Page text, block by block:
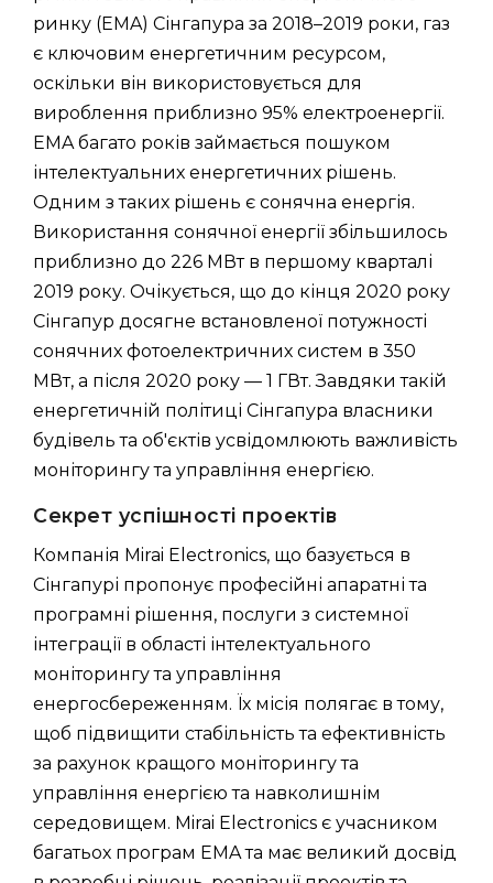
ринку (EMA) Сінгапура за 2018–2019 роки, газ
є ключовим енергетичним ресурсом,
оскільки він використовується для
вироблення приблизно 95% електроенергії.
EMA багато років займається пошуком
інтелектуальних енергетичних рішень.
Одним з таких рішень є сонячна енергія.
Використання сонячної енергії збільшилось
приблизно до 226 МВт в першому кварталі
2019 року. Очікується, що до кінця 2020 року
Сінгапур досягне встановленої потужності
сонячних фотоелектричних систем в 350
МВт, а після 2020 року — 1 ГВт. Завдяки такій
енергетичній політиці Сінгапура власники
будівель та об'єктів усвідомлюють важливість
моніторингу та управління енергією.
Секрет успішності проектів
Компанія Mirai Electronics, що базується в
Сінгапурі пропонує професійні апаратні та
програмні рішення, послуги з системної
інтеграції в області інтелектуального
моніторингу та управління
енергосбереженням. Їх місія полягає в тому,
щоб підвищити стабільність та ефективність
за рахунок кращого моніторингу та
управління енергією та навколишнім
середовищем. Mirai Electronics є учасником
багатьох програм EMA та має великий досвід